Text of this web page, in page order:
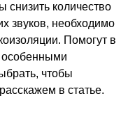
количество
звуков, необходимо
Помогут в
особенными
чтобы
в статье.